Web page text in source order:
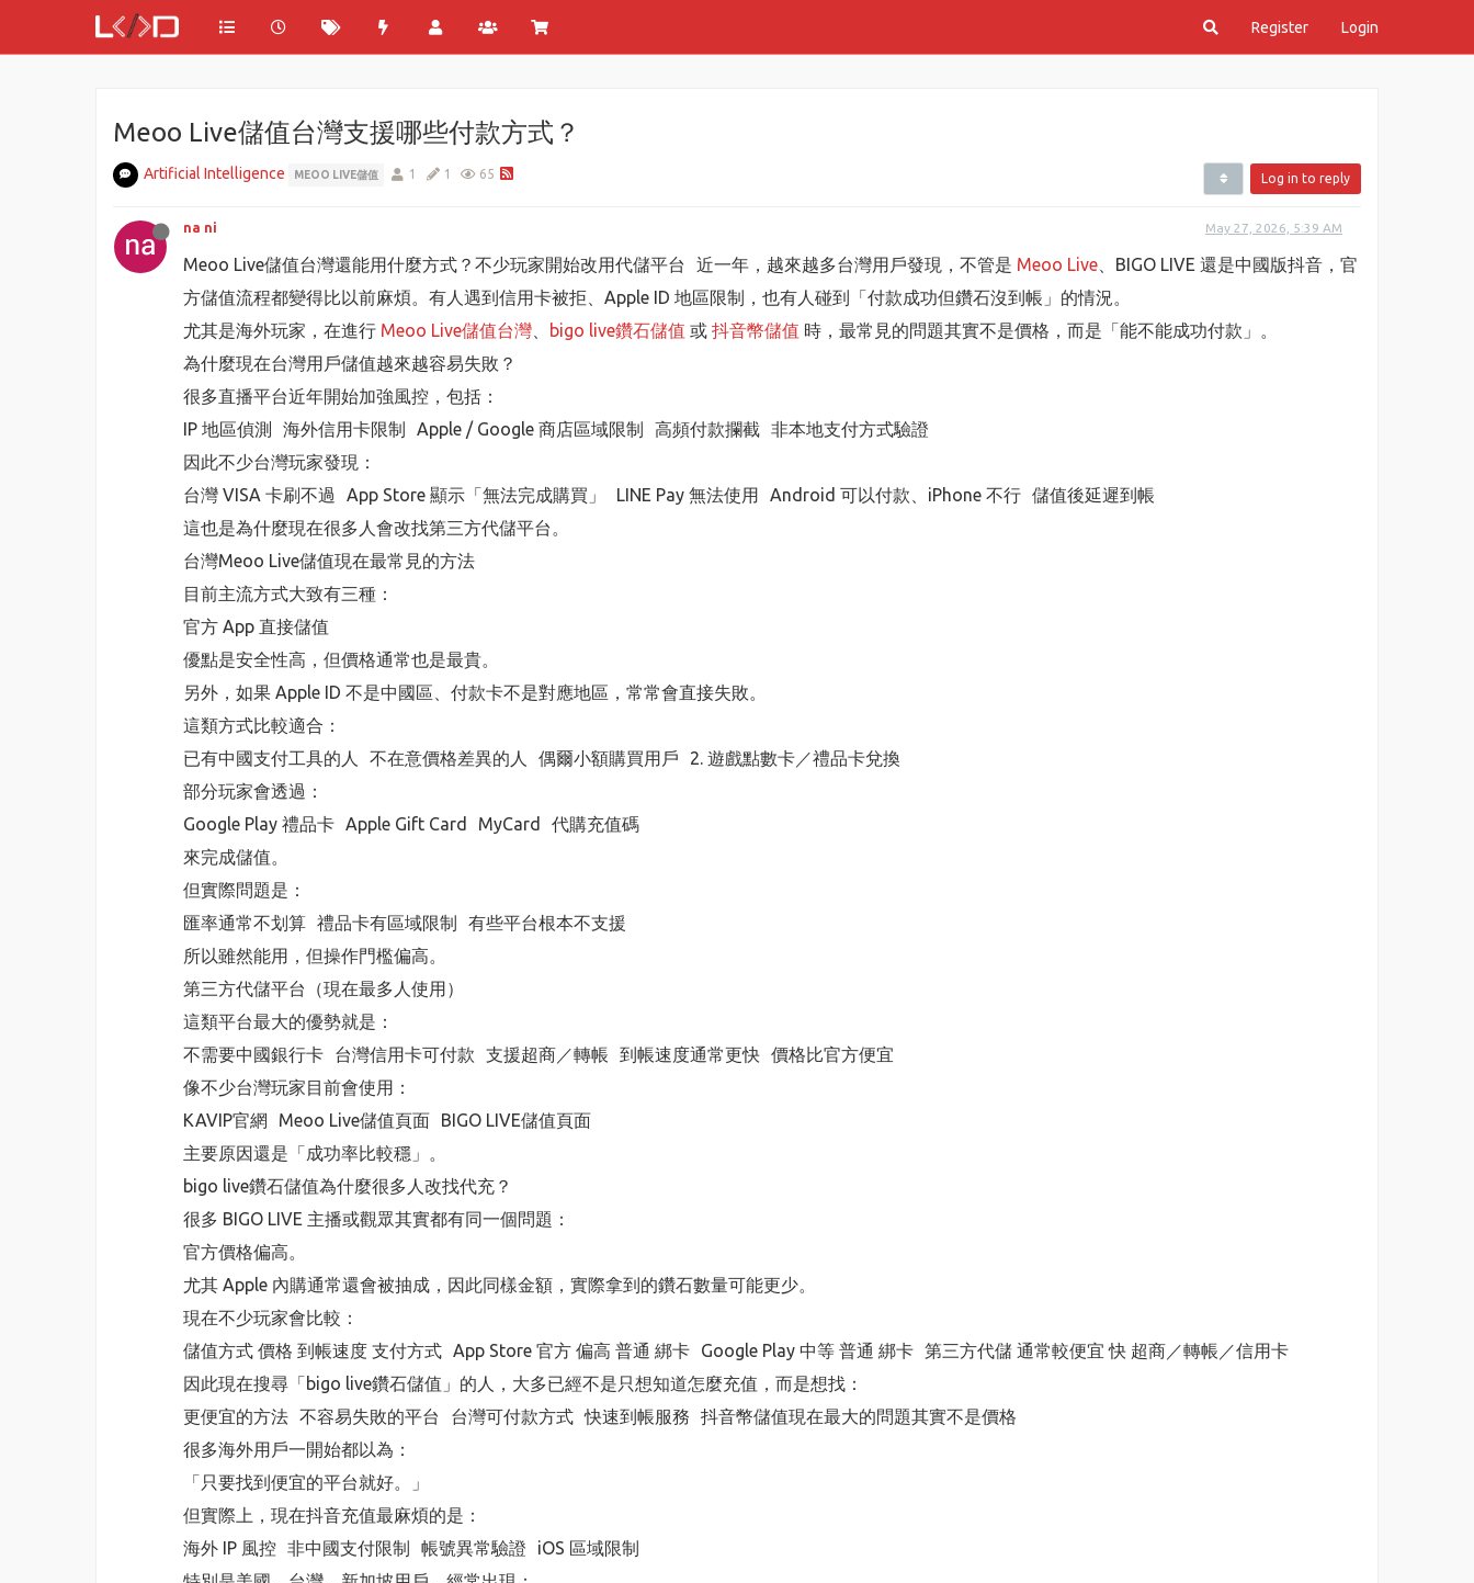
Register Login
Meoo Live儲值台灣支援哪些付款方式？
Artificial Intelligence MEOO LIVE儲值 1 1 65 Log in to reply
na ni May 27, 2026, 5:39 AM
Meoo Live儲值台灣還能用什麼方式？不少玩家開始改用代儲平台 近一年，越來越多台灣用戶發現，不管是 Meoo Live 、BIGO LIVE 還是中國版抖音，官
方儲值流程都變得比以前麻煩。有人遇到信用卡被拒、Apple ID 地區限制，也有人碰到「付款成功但鑽石沒到帳」的情況。
尤其是海外玩家，在進行 Meoo Live儲值台灣 bigo live鑽石儲值 或 抖音幣儲值 時，最常見的問題其實不是價格，而是「能不能成功付款」。
為什麼現在台灣用戶儲值越來越容易失敗？
很多直播平台近年開始加強風控，包括：
IP 地區偵測 海外信用卡限制 Apple / Google 商店區域限制 高頻付款攔截 非本地支付方式驗證
因此不少台灣玩家發現：
台灣 VISA 卡刷不過 App Store 顯示「無法完成購買」 LINE Pay 無法使用 Android 可以付款、iPhone 不行 儲值後延遲到帳
這也是為什麼現在很多人會改找第三方代儲平台。
台灣Meoo Live儲值現在最常見的方法
目前主流方式大致有三種：
官方 App 直接儲值
優點是安全性高，但價格通常也是最貴。
另外，如果 Apple ID 不是中國區、付款卡不是對應地區，常常會直接失敗。
這類方式比較適合：
已有中國支付工具的人 不在意價格差異的人 偶爾小額購買用戶 2. 遊戲點數卡／禮品卡兌換
部分玩家會透過：
Google Play 禮品卡 Apple Gift Card MyCard 代購充值碼
來完成儲值。
但實際問題是：
匯率通常不划算 禮品卡有區域限制 有些平台根本不支援
所以雖然能用，但操作門檻偏高。
第三方代儲平台（現在最多人使用）
這類平台最大的優勢就是：
不需要中國銀行卡 台灣信用卡可付款 支援超商／轉帳 到帳速度通常更快 價格比官方便宜
像不少台灣玩家目前會使用：
KAVIP官網 Meoo Live儲值頁面 BIGO LIVE儲值頁面
主要原因還是「成功率比較穩」。
bigo live鑽石儲值為什麼很多人改找代充？
很多 BIGO LIVE 主播或觀眾其實都有同一個問題：
官方價格偏高。
尤其 Apple 內購通常還會被抽成，因此同樣金額，實際拿到的鑽石數量可能更少。
現在不少玩家會比較：
儲值方式 價格 到帳速度 支付方式 App Store 官方 偏高 普通 綁卡 Google Play 中等 普通 綁卡 第三方代儲 通常較便宜 快 超商／轉帳／信用卡
因此現在搜尋「bigo live鑽石儲值」的人，大多已經不是只想知道怎麼充值，而是想找：
更便宜的方法 不容易失敗的平台 台灣可付款方式 快速到帳服務 抖音幣儲值現在最大的問題其實不是價格
很多海外用戶一開始都以為：
「只要找到便宜的平台就好。」
但實際上，現在抖音充值最麻煩的是：
海外 IP 風控 非中國支付限制 帳號異常驗證 iOS 區域限制